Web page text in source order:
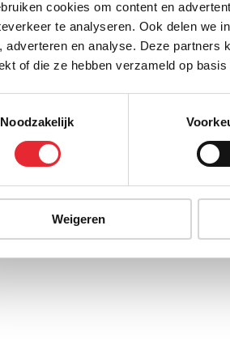
cookies om content en
te analyseren. Ook delen we
adverteren en analyse. Deze partners
of die ze hebben verzameld op
Noodzakelijk
Weigeren